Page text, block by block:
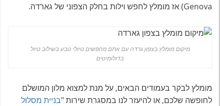
Genova) אז מומלץ לחפש וילות בחלק הצפוני של גארדה.
מיקום מומלץ בצפון גרדה עם אתם מחפשים טיולי טבע בשילוב טיול
בדולומיטים
מומלץ לבקר בעמודים הבאים, על מנת למצוא מלון המושלם
לחופשה שלכם, או להיעזר לנו במסגרת שירות "בניית מסלול